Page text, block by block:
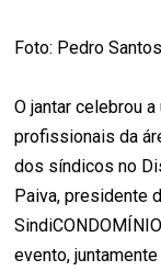
Foto: Pedro Santos
O jantar celebrou
profissionais da
dos síndicos no
Paiva, presidente
evento,